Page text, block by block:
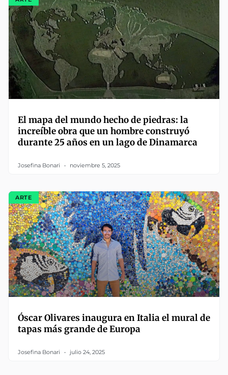
El mapa del mundo hecho de piedras: la
increíble obra que un hombre construyó
durante 25 años en un lago de Dinamarca
Josefina Bonari noviembre 5, 2025
ARTE
Óscar Olivares inaugura en Italia el mural de
tapas más grande de Europa
Josefina Bonari julio 24, 2025